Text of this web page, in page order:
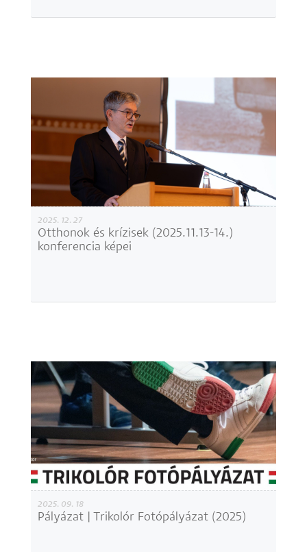
2025. 12. 27
Otthonok és krízisek (2025.11.13-14.)
konferencia képei
2025. 09. 18
Pályázat | Trikolór Fotópályázat (2025)